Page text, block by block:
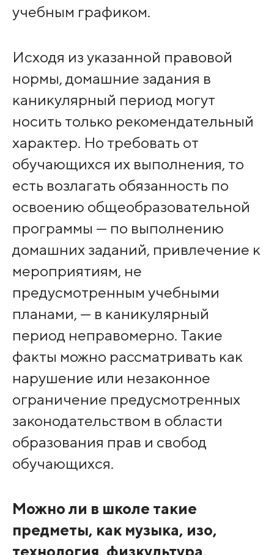
учебным графиком.
Исходя из указанной правовой
нормы, домашние задания в
каникулярный период могут
носить только рекомендательный
характер. Но требовать от
обучающихся их выполнения, то
есть возлагать обязанность по
освоению общеобразовательной
программы — по выполнению
домашних заданий, привлечение к
мероприятиям, не
предусмотренным учебными
планами, — в каникулярный
период неправомерно. Такие
факты можно рассматривать как
нарушение или незаконное
ограничение предусмотренных
законодательством в области
образования прав и свобод
обучающихся.
Можно ли в школе такие
предметы, как музыка, изо,